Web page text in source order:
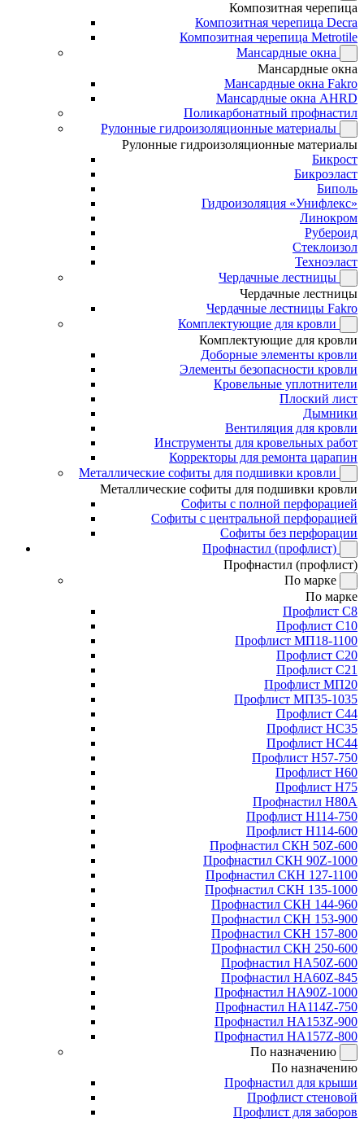
Композитная черепица
Композитная черепица Decra
Композитная черепица Metrotile
Мансардные окна
Мансардные окна
Мансардные окна Fakro
Мансардные окна AHRD
Поликарбонатный профнастил
Рулонные гидроизоляционные материалы
Рулонные гидроизоляционные материалы
Бикрост
Бикроэласт
Биполь
Гидроизоляция «Унифлекс»
Линокром
Рубероид
Стеклоизол
Техноэласт
Чердачные лестницы
Чердачные лестницы
Чердачные лестницы Fakro
Комплектующие для кровли
Комплектующие для кровли
Доборные элементы кровли
Элементы безопасности кровли
Кровельные уплотнители
Плоский лист
Дымники
Вентиляция для кровли
Инструменты для кровельных работ
Корректоры для ремонта царапин
Металлические софиты для подшивки кровли
Металлические софиты для подшивки кровли
Софиты с полной перфорацией
Софиты с центральной перфорацией
Софиты без перфорации
Профнастил (профлист)
Профнастил (профлист)
По марке
По марке
Профлист С8
Профлист С10
Профлист МП18-1100
Профлист С20
Профлист С21
Профлист МП20
Профлист МП35-1035
Профлист С44
Профлист НС35
Профлист НС44
Профлист Н57-750
Профлист Н60
Профлист Н75
Профнастил Н80А
Профлист Н114-750
Профлист Н114-600
Профнастил СКН 50Z-600
Профнастил СКН 90Z-1000
Профнастил СКН 127-1100
Профнастил СКН 135-1000
Профнастил СКН 144-960
Профнастил СКН 153-900
Профнастил СКН 157-800
Профнастил СКН 250-600
Профнастил НА50Z-600
Профнастил НА60Z-845
Профнастил НА90Z-1000
Профнастил НА114Z-750
Профнастил НА153Z-900
Профнастил НА157Z-800
По назначению
По назначению
Профнастил для крыши
Профлист стеновой
Профлист для заборов